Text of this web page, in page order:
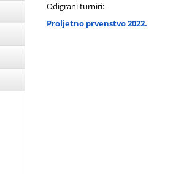
Odigrani turniri:
Proljetno prvenstvo 2022.